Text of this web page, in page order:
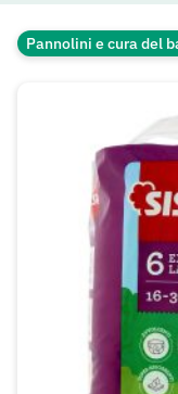
Pannolini e cura del